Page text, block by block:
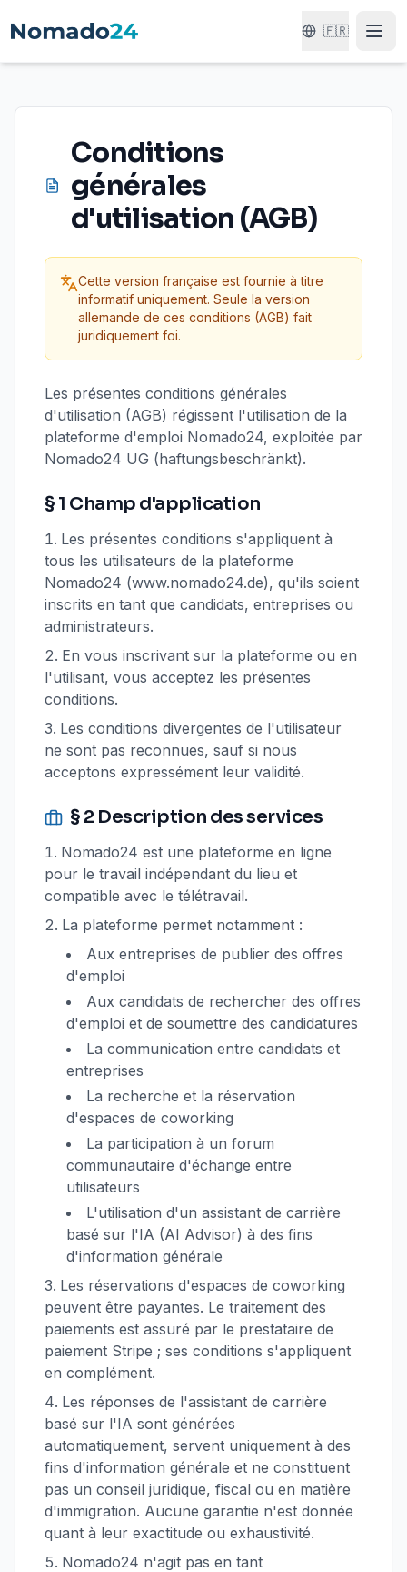
🇫🇷
Conditions
générales
d'utilisation (AGB)
Cette version française est fournie à titre
informatif uniquement. Seule la version
allemande de ces conditions (AGB) fait
juridiquement foi.
Les présentes conditions générales
d'utilisation (AGB) régissent l'utilisation de la
plateforme d'emploi Nomado24, exploitée par
Nomado24 UG (haftungsbeschränkt).
§ 1 Champ d'application
Les présentes conditions s'appliquent à
tous les utilisateurs de la plateforme
Nomado24 (www.nomado24.de), qu'ils soient
inscrits en tant que candidats, entreprises ou
administrateurs.
En vous inscrivant sur la plateforme ou en
l'utilisant, vous acceptez les présentes
conditions.
Les conditions divergentes de l'utilisateur
ne sont pas reconnues, sauf si nous
acceptons expressément leur validité.
§ 2 Description des services
Nomado24 est une plateforme en ligne
pour le travail indépendant du lieu et
compatible avec le télétravail.
La plateforme permet notamment :
Aux entreprises de publier des offres
d'emploi
Aux candidats de rechercher des offres
d'emploi et de soumettre des candidatures
La communication entre candidats et
entreprises
La recherche et la réservation
d'espaces de coworking
La participation à un forum
communautaire d'échange entre
utilisateurs
L'utilisation d'un assistant de carrière
basé sur l'IA (AI Advisor) à des fins
d'information générale
Les réservations d'espaces de coworking
peuvent être payantes. Le traitement des
paiements est assuré par le prestataire de
paiement Stripe ; ses conditions s'appliquent
en complément.
Les réponses de l'assistant de carrière
basé sur l'IA sont générées
automatiquement, servent uniquement à des
fins d'information générale et ne constituent
pas un conseil juridique, fiscal ou en matière
d'immigration. Aucune garantie n'est donnée
quant à leur exactitude ou exhaustivité.
Nomado24 n'agit pas en tant